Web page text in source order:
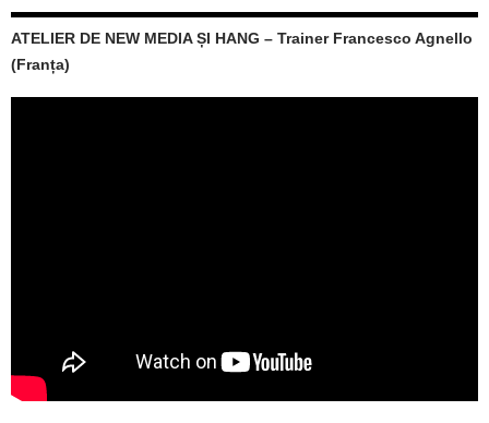
ATELIER DE NEW MEDIA ȘI HANG – Trainer Francesco Agnello
(Franța)